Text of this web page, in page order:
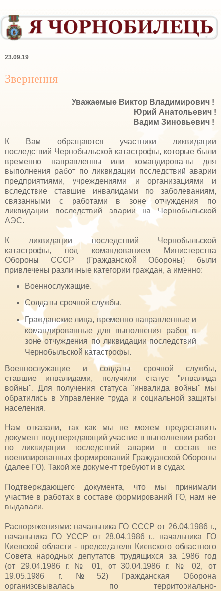
23.09.19
Звернення
Уважаемые Виктор Владимирович !
Юрий Анатольевич !
Вадим Зиновьевич !
К Вам обращаются участники ликвидации
последствий Чернобыльской катастрофы, которые были
временно направленны или командированы для
выполнения работ по ликвидации последствий аварии
предприятиями, учреждениями и организациями и
вследствие ставшие инвалидами по заболеваниям,
связанными с работами в зоне отчуждения по
ликвидации последствий аварии на Чернобыльской
АЭС.
К ликвидации последствий Чернобыльской
катастрофы, под командованием Министерства
Обороны СССР (Гражданской Обороны) были
привлечены различные категории граждан, а именно:
Военнослужащие.
Солдаты срочной службы.
Гражданские лица, временно направленные и
командированные для выполнения работ в
зоне отчуждения по ликвидации последствий
Чернобыльской катастрофы.
Военнослужащие и солдаты срочной службы,
ставшие инвалидами, получили статус "инвалида
войны". Для получения статуса "инвалида войны" мы
обратились в Управление труда и социальной защиты
населения.
Нам отказали, так как мы не можем предоставить
документ подтверждающий участие в выполнении работ
по ликвидации последствий аварии в состав не
военизированных формирований Гражданской Обороны
(далее ГО). Такой же документ требуют и в судах.
Подтверждающего документа, что мы принимали
участие в работах в составе формирований ГО, нам не
выдавали.
Распоряжениями: начальника ГО СССР от 26.04.1986 г.,
начальника ГО УССР от 28.04.1986 г., начальника ГО
Киевской области - председателя Киевского областного
Совета народных депутатов трудящихся за 1986 год
(от 29.04.1986 г. № 01, от 30.04.1986 г. № 02, от
19.05.1986 г. №52) Гражданская Оборона
организовывалась по территориально-